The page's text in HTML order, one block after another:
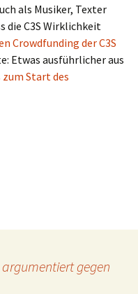
als Musiker, Texter
die C3S Wirklichkeit
Crowdfunding der C3S
Etwas ausführlicher aus
Start des
gegen